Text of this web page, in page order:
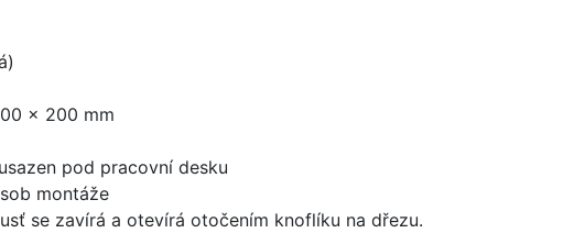
x 200 mm
pod pracovní desku
montáže
se zavírá a otevírá otočením knoflíku na dřezu.